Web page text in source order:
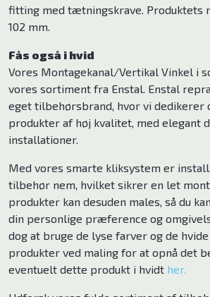
Blaupunkt
fitting med tætningskrave. Produktets
102 mm.
Fås også i hvid
Vores Montagekanal/Vertikal Vinkel i
vores sortiment fra Enstal. Enstal
eget tilbehørsbrand, hvor vi dedikerer
produkter af høj kvalitet, med elegant
installationer.
Med vores smarte kliksystem er
tilbehør nem, hvilket sikrer en let
produkter kan desuden males, så du
din personlige præference og
dog at bruge de lyse farver og de
produkter ved maling for at opnå det
eventuelt dette produkt i hvidt her.